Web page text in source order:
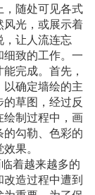
随处可见各式
光，或展示着
，让人流连忘
致的工作。一
完成。首先，
确定墙绘的主
草图，经过反
制过程中，画
勾勒、色彩的
果。
着越来越多的
造过程中遭到